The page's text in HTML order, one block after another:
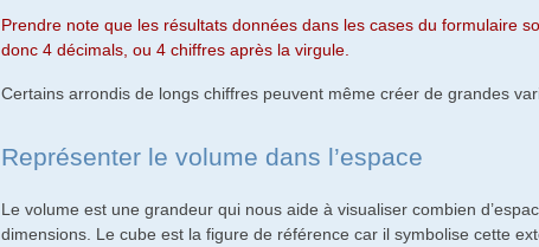
Prendre note que les résultats données dans les cases du formulaire
donc 4 décimals, ou 4 chiffres après la virgule.
Certains arrondis de longs chiffres peuvent même créer de grandes
Représenter le volume dans l’espace
Le volume est une grandeur qui nous aide à visualiser combien
dimensions. Le cube est la figure de référence car il symbolise cette